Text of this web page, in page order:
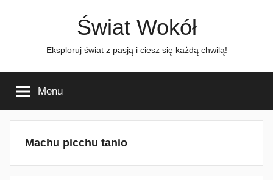
Świat Wokół
Eksploruj świat z pasją i ciesz się każdą chwilą!
Menu
Machu picchu tanio